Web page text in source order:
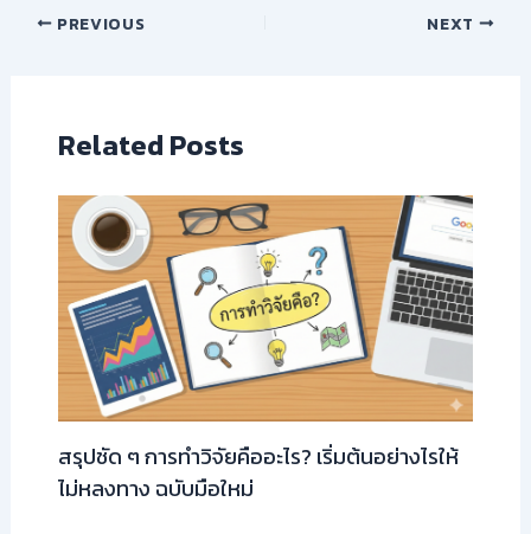
PREVIOUS NEXT
Related Posts
สรุปชัด ๆ การทำวิจัยคืออะไร? เริ่มต้นอย่างไรให้
ไม่หลงทาง ฉบับมือใหม่